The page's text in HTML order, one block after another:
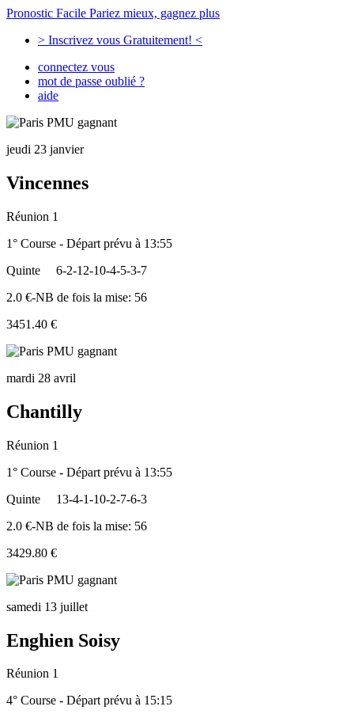
Pronostic Facile Pariez mieux, gagnez plus
> Inscrivez vous Gratuitement! <
connectez vous
mot de passe oublié ?
aide
jeudi 23 janvier
Vincennes
Réunion 1
1° Course - Départ prévu à 13:55
Quinte
6-2-12-10-4-5-3-7
2.0 €-NB de fois la mise: 56
3451.40 €
mardi 28 avril
Chantilly
Réunion 1
1° Course - Départ prévu à 13:55
Quinte
13-4-1-10-2-7-6-3
2.0 €-NB de fois la mise: 56
3429.80 €
samedi 13 juillet
Enghien Soisy
Réunion 1
4° Course - Départ prévu à 15:15